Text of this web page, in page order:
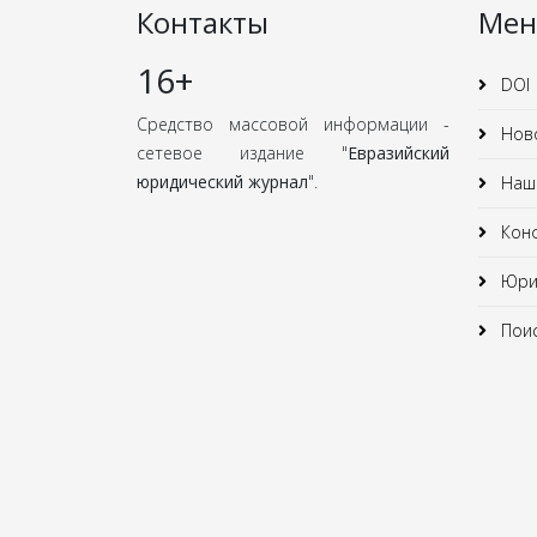
Контакты
16+
Средство массовой информации -
сетевое издание "Евразийский
юридический журнал".
DOI